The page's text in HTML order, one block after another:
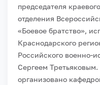
председателя
отделения
«Боевое братство»,
Краснодарского
Российского военно-
Сергеем
организовано